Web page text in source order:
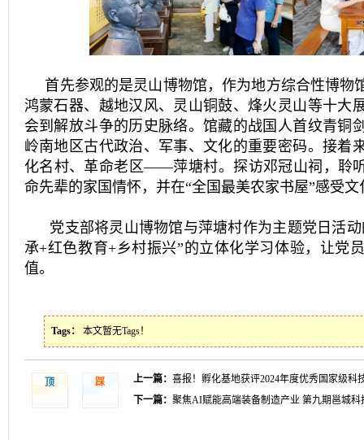
首先参观的是灵山博物馆 ，作为地方综合性博物
鸿蒙石器、越地汉风、灵山铜鼓、烽火灵山等十大
会到解放斗争的历史脉络。馆藏的战国 人首纹青铜
岭南地区古代政治、军事、文化的重要密码。接着
化名村、革命老区——萍塘村。探访邓冠山祠，聆
命先辈的家国情怀，并在“全国最美农家书屋”感受文
党支部将灵山博物馆与萍塘村作为主题党日活动
承+红色教育+乡村振兴”的立体化学习体验，让党
值。
Tags： 本文暂无Tags！
顶 踩 上一篇： 喜报！孵化基地获评2024年度优秀国家级科
下一篇： 聚焦AI赋能高端装备制造产业 第九期邕城科